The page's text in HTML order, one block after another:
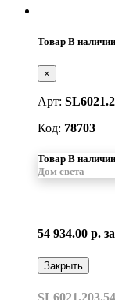
Товар В наличии
×
Арт:
Код: 78703
Товар В наличии
Дом света
54 934.00 р.
Закрыть